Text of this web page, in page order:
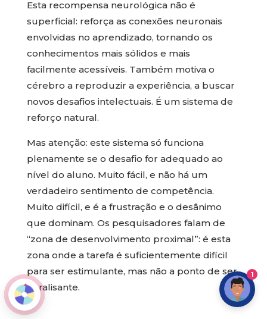
Esta recompensa neurológica não é
superficial: reforça as conexões neuronais
envolvidas no aprendizado, tornando os
conhecimentos mais sólidos e mais
facilmente acessíveis. Também motiva o
cérebro a reproduzir a experiência, a buscar
novos desafios intelectuais. É um sistema de
reforço natural.
Mas atenção: este sistema só funciona
plenamente se o desafio for adequado ao
nível do aluno. Muito fácil, e não há um
verdadeiro sentimento de competência.
Muito difícil, e é a frustração e o desânimo
que dominam. Os pesquisadores falam de
“zona de desenvolvimento proximal”: é esta
zona onde a tarefa é suficientemente difícil
para ser estimulante, mas não a ponto de ser
paralisante.
1